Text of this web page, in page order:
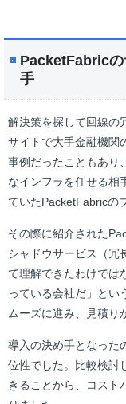
PacketFabricの
手
解決策を探して回線の
サイトで大手金融機関
事例だったこともあり
なインフラを任せる相
ていたPacketFabricの
その際に紹介された
シャドウサービス（冗
て理解できたわけでは
っている会社だ」とい
ムーズに進み、見積り
導入の決め手となった
位性でした。比較検討
きることから、コスト